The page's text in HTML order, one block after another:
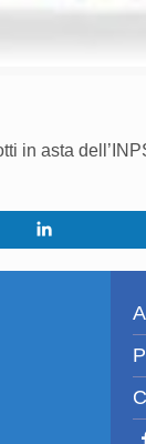
in asta